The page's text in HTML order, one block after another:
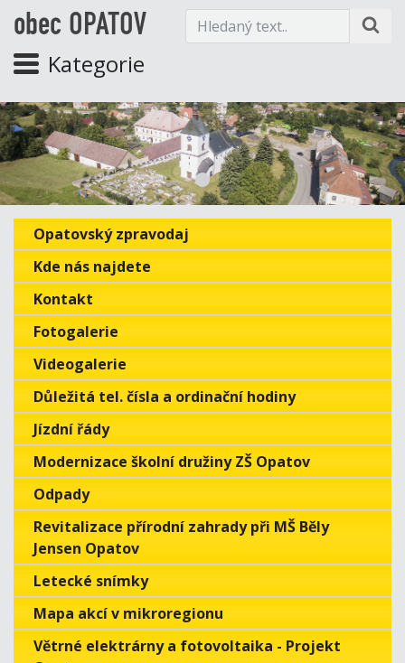
obec OPATOV
Kategorie
Opatovský zpravodaj
Kde nás najdete
Kontakt
Fotogalerie
Videogalerie
Důležitá tel. čísla a ordinační hodiny
Jízdní řády
Modernizace školní družiny ZŠ Opatov
Odpady
Revitalizace přírodní zahrady při MŠ Běly
Jensen Opatov
Letecké snímky
Mapa akcí v mikroregionu
Větrné elektrárny a fotovoltaika - Projekt